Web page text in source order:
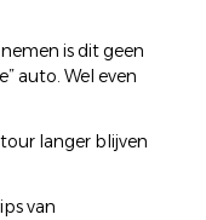
is dit geen
auto. Wel even
langer blijven
van